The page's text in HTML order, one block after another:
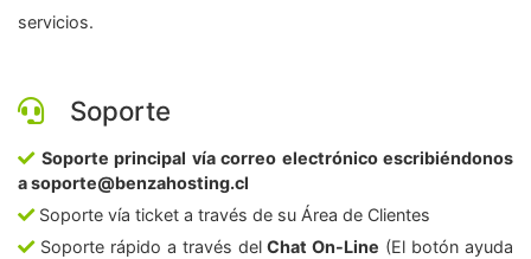
servicios.
Soporte
Soporte principal vía correo electrónico escribiéndonos
a soporte@benzahosting.cl
Soporte vía ticket a través de su Área de Clientes
Soporte rápido a través delChat On-Line (El botón ayuda